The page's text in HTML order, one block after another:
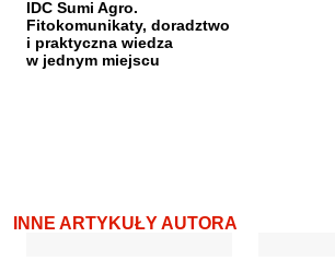
IDC Sumi Agro.
Fitokomunikaty, doradztwo
i praktyczna wiedza
w jednym miejscu
INNE ARTYKUŁY AUTORA